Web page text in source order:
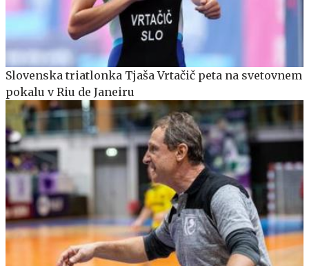
Slovenska triatlonka Tjaša Vrtačič peta na svetovnem
pokalu v Riu de Janeiru